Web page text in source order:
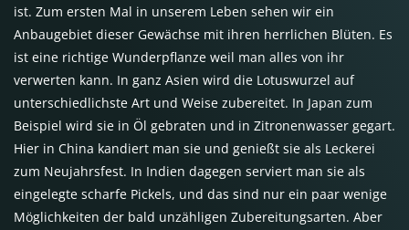
ist. Zum ersten Mal in unserem Leben sehen wir ein
Anbaugebiet dieser Gewächse mit ihren herrlichen Blüten. Es
ist eine richtige Wunderpflanze weil man alles von ihr
verwerten kann. In ganz Asien wird die Lotuswurzel auf
unterschiedlichste Art und Weise zubereitet. In Japan zum
Beispiel wird sie in Öl gebraten und in Zitronenwasser gegart.
Hier in China kandiert man sie und genießt sie als Leckerei
zum Neujahrsfest. In Indien dagegen serviert man sie als
eingelegte scharfe Pickels, und das sind nur ein paar wenige
Möglichkeiten der bald unzähligen Zubereitungsarten. Aber